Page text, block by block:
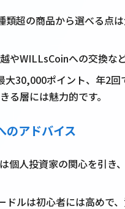
類超の商品から選べる点
越やWILLsCoinへの交換な
大30,000ポイント、年2
る層には魅力的です。
のアドバイス
個人投資家の関心を引き
ドルは初心者には高めで